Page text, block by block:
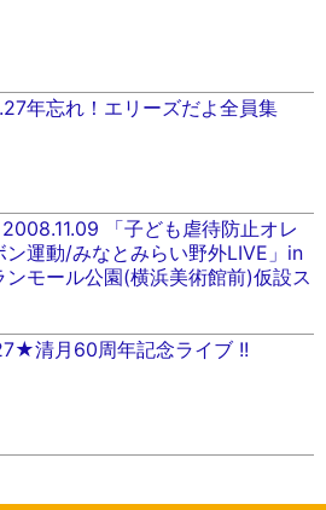
年忘れ！エリーズだよ全員集
「子ども虐待防止オレ
ン運動/みなとみらい野外LIVE」in
ンモール公園(横浜美術館前)仮設ス
清月60周年記念ライブ !!